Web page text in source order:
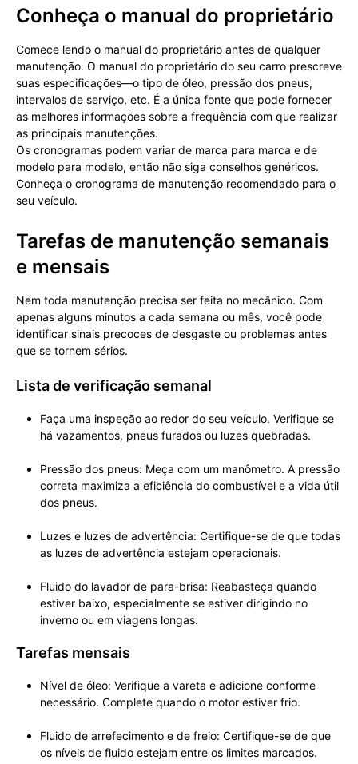
Conheça o manual do proprietário
Comece lendo o manual do proprietário antes de qualquer
manutenção. O manual do proprietário do seu carro prescreve
suas especificações—o tipo de óleo, pressão dos pneus,
intervalos de serviço, etc. É a única fonte que pode fornecer
as melhores informações sobre a frequência com que realizar
as principais manutenções.
Os cronogramas podem variar de marca para marca e de
modelo para modelo, então não siga conselhos genéricos.
Conheça o cronograma de manutenção recomendado para o
seu veículo.
Tarefas de manutenção semanais
e mensais
Nem toda manutenção precisa ser feita no mecânico. Com
apenas alguns minutos a cada semana ou mês, você pode
identificar sinais precoces de desgaste ou problemas antes
que se tornem sérios.
Lista de verificação semanal
Faça uma inspeção ao redor do seu veículo. Verifique se
há vazamentos, pneus furados ou luzes quebradas.
Pressão dos pneus: Meça com um manômetro. A pressão
correta maximiza a eficiência do combustível e a vida útil
dos pneus.
Luzes e luzes de advertência: Certifique-se de que todas
as luzes de advertência estejam operacionais.
Fluido do lavador de para-brisa: Reabasteça quando
estiver baixo, especialmente se estiver dirigindo no
inverno ou em viagens longas.
Tarefas mensais
Nível de óleo: Verifique a vareta e adicione conforme
necessário. Complete quando o motor estiver frio.
Fluido de arrefecimento e de freio: Certifique-se de que
os níveis de fluido estejam entre os limites marcados.